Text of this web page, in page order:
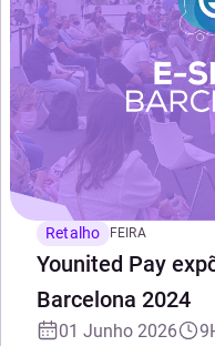
Retalho FEIRA
Younited Pay
Barcelona 2024
01 Junho 2026